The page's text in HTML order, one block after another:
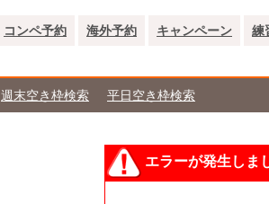
コンペ予約 海外予約 キャンペーン 練
週末空き枠検索 平日空き枠検索
エラーが発生しま